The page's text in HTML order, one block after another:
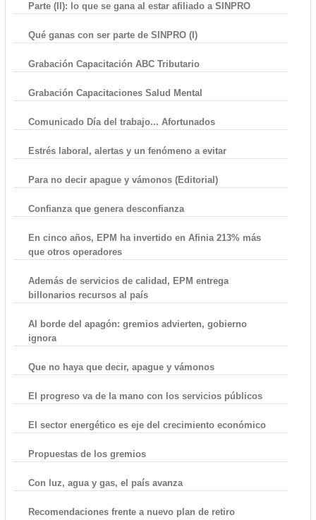
Parte (II): lo que se gana al estar afiliado a SINPRO
Qué ganas con ser parte de SINPRO (I)
Grabación Capacitación ABC Tributario
Grabación Capacitaciones Salud Mental
Comunicado Día del trabajo... Afortunados
Estrés laboral, alertas y un fenómeno a evitar
Para no decir apague y vámonos (Editorial)
Confianza que genera desconfianza
En cinco años, EPM ha invertido en Afinia 213% más
que otros operadores
Además de servicios de calidad, EPM entrega
billonarios recursos al país
Al borde del apagón: gremios advierten, gobierno
ignora
Que no haya que decir, apague y vámonos
El progreso va de la mano con los servicios públicos
El sector energético es eje del crecimiento económico
Propuestas de los gremios
Con luz, agua y gas, el país avanza
Recomendaciones frente a nuevo plan de retiro